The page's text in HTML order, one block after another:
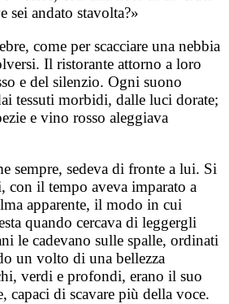
sei andato stavolta?»
come per scacciare una nebbia
Il ristorante attorno a loro
e del silenzio. Ogni suono
tessuti morbidi, dalle luci dorate;
e vino rosso aleggiava
sempre, sedeva di fronte a lui. Si
con il tempo aveva imparato a
apparente, il modo in cui
quando cercava di leggergli
le cadevano sulle spalle, ordinati
un volto di una bellezza
verdi e profondi, erano il suo
capaci di scavare più della voce.